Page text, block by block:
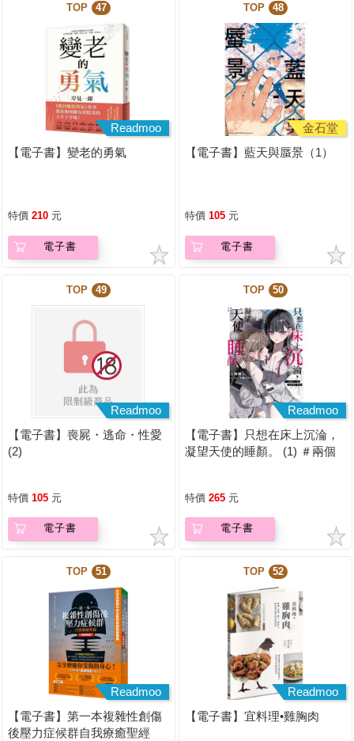
TOP 47
Readmoo
【電子書】變老的勇氣
特價 210 元
電子書
TOP 48
金石堂
【電子書】藍天與蜃景（1）
特價 105 元
電子書
TOP 49
Readmoo
【電子書】喪屍・逃命・性愛
(2)
特價 105 元
電子書
TOP 50
Readmoo
【電子書】只想在床上沉淪，
凝望天使的睡顏。 (1) ＃兩個
特價 265 元
電子書
TOP 51
Readmoo
【電子書】第一本複雜性創傷
後壓力症候群自我療癒聖經
TOP 52
Readmoo
【電子書】宜料理•雞胸肉